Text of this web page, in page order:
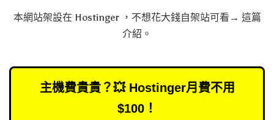
本網站架設在 Hostinger，不想花大錢自架站可看→ 這篇
介紹 。
主機費貴貴？💥 Hostinger月費不用
$100！